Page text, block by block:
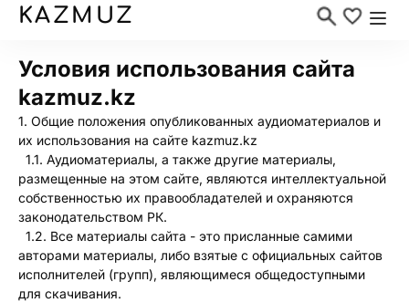
KAZMUZ
Условия использования сайта
kazmuz.kz
1. Общие положения опубликованных аудиоматериалов и
их использования на сайте kazmuz.kz
1.1. Аудиоматериалы, а также другие материалы,
размещенные на этом сайте, являются интеллектуальной
собственностью их правообладателей и охраняются
законодательством РК.
1.2. Все материалы сайта - это присланные самими
авторами материалы, либо взятые с официальных сайтов
исполнителей (групп), являющимеся общедоступными
для скачивания.